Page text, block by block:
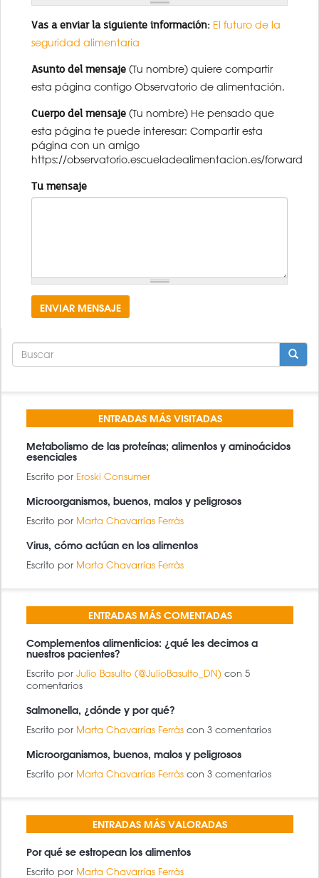
Vas a enviar la siguiente información: El futuro de la
seguridad alimentaria
Asunto del mensaje (Tu nombre) quiere compartir
esta página contigo Observatorio de alimentación.
Cuerpo del mensaje (Tu nombre) He pensado que
esta página te puede interesar: Compartir esta
página con un amigo
https://observatorio.escueladealimentacion.es/forward
Tu mensaje
ENVIAR MENSAJE
FORMULARIO
DE
ENTRADAS MÁS VISITADAS
Metabolismo de las proteínas; alimentos y aminoácidos
esenciales
Escrito por Eroski Consumer
Microorganismos, buenos, malos y peligrosos
Escrito por Marta Chavarrías Ferràs
Virus, cómo actúan en los alimentos
Escrito por Marta Chavarrías Ferràs
ENTRADAS MÁS COMENTADAS
Complementos alimenticios: ¿qué les decimos a
nuestros pacientes?
Escrito por Julio Basulto (@JulioBasulto_DN) con 5
comentarios
Salmonella, ¿dónde y por qué?
Escrito por Marta Chavarrías Ferràs con 3 comentarios
Microorganismos, buenos, malos y peligrosos
Escrito por Marta Chavarrías Ferràs con 3 comentarios
ENTRADAS MÁS VALORADAS
Por qué se estropean los alimentos
Escrito por Marta Chavarrías Ferràs